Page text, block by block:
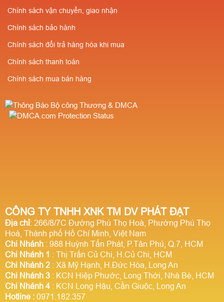
CÔNG TY TNHH XNK TM DV PHÁT ĐẠT
Địa chỉ: 266/8/7C Đường Phú Thọ Hoà, Phường Phú Thọ
Hoà, Thành phố Hồ Chí Minh, Việt Nam
Chi Nhánh : 988 Huỳnh Tấn Phát, P.Tân Phú, Q.7, HCM
Chi Nhánh 1 : Thị Trấn Củ Chi, H.Củ Chi, HCM
Chi Nhánh 2 : Xã Mỹ Hạnh, H.Đức Hòa, Long An
Chi Nhánh 3 : KCN Hiệp Phước, Long Thới, Nhà Bè, HCM
Chi Nhánh 4 : KCN Long Hậu, Cần Giuộc, Long An
Hotline : 0971.182.357
Chính sách vận chuyển, giao nhận
Chính sách bảo hành
Chính sách đổi trả hàng hóa khi mua
Chính sách thanh toán
Chính sách mua bán hàng